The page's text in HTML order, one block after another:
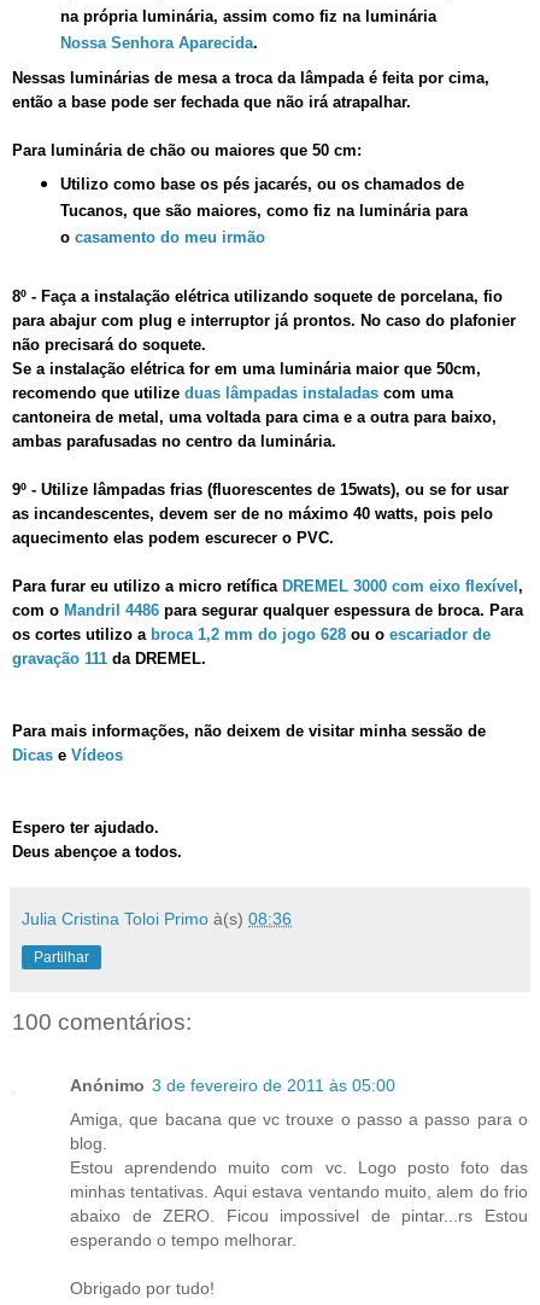
na própria luminária, assim como fiz na luminária
Nossa Senhora Aparecida.
Nessas luminárias de mesa a troca da lâmpada é feita por cima,
então a base pode ser fechada que não irá atrapalhar.
Para luminária de chão ou maiores que 50 cm:
Utilizo como base os pés jacarés, ou os chamados de
Tucanos, que são maiores, como fiz na luminária para
o casamento do meu irmão
8º - Faça a instalação elétrica utilizando soquete de porcelana, fio
para abajur com plug e interruptor já prontos. No caso do plafonier
não precisará do soquete.
Se a instalação elétrica for em uma luminária maior que 50cm,
recomendo que utilize duas lâmpadas instaladas com uma
cantoneira de metal, uma voltada para cima e a outra para baixo,
ambas parafusadas no centro da luminária.
9º - Utilize lâmpadas frias (fluorescentes de 15wats), ou se for usar
as incandescentes, devem ser de no máximo 40 watts, pois pelo
aquecimento elas podem escurecer o PVC.
Para furar eu utilizo a micro retífica DREMEL 3000 com eixo flexível ,
com o Mandril 4486 para segurar qualquer espessura de broca. Para
os cortes utilizo a broca 1,2 mm do jogo 628 ou o escariador de
gravação 111 da DREMEL.
Para mais informações, não deixem de visitar minha sessão de
Dicas e Vídeos
Espero ter ajudado.
Deus abençoe a todos.
Julia Cristina Toloi Primo à(s) 08:36
Partilhar
100 comentários:
Anónimo 3 de fevereiro de 2011 às 05:00
Amiga, que bacana que vc trouxe o passo a passo para o
blog.
Estou aprendendo muito com vc. Logo posto foto das
minhas tentativas. Aqui estava ventando muito, alem do frio
abaixo de ZERO. Ficou impossivel de pintar...rs Estou
esperando o tempo melhorar.
Obrigado por tudo!